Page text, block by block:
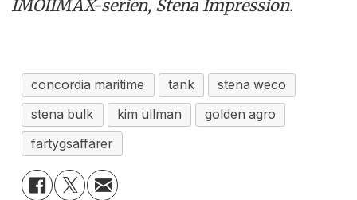
IMOIIMAX-serien, Stena Impression.
concordia maritime tank
stena weco
stena bulk
kim ullman
golden agro
fartygsaffärer